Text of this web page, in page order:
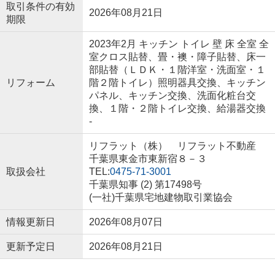
取引条件の有効
期限
2026年08月21日
リフォーム
2023年2月 キッチン トイレ 壁 床 全室 全
室クロス貼替、畳・襖・障子貼替、床一
部貼替（ＬＤＫ・１階洋室・洗面室・１
階２階トイレ）照明器具交換、キッチン
パネル、キッチン交換、洗面化粧台交
換、１階・２階トイレ交換、給湯器交換
-
取扱会社
リフラット（株） リフラット不動産
千葉県東金市東新宿８－３
TEL:0475-71-3001
千葉県知事 (2) 第17498号
(一社)千葉県宅地建物取引業協会
情報更新日 2026年08月07日
更新予定日 2026年08月21日